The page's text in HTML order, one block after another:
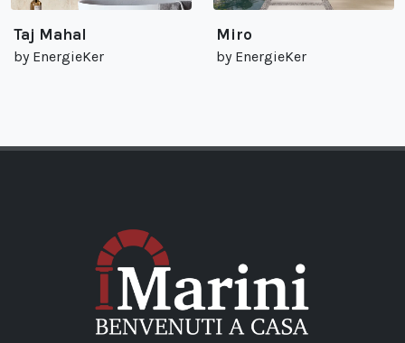
Taj Mahal
by EnergieKer
Miro
by EnergieKer